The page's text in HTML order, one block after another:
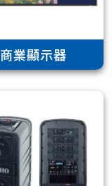
商業顯示器